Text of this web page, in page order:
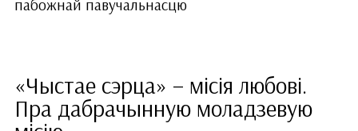
пабожнай павучальнасцю
«Чыстае сэрца» – місія любові.
Пра дабрачынную моладзевую